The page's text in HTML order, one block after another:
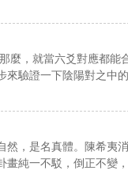
麼，就當六爻對應都
來驗證一下陰陽對之中
然，是名真體。陳希夷
畫純一不駁，倒正不變